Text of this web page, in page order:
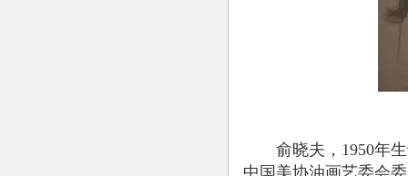
俞晓夫，1950年生
中国美协油画艺委会